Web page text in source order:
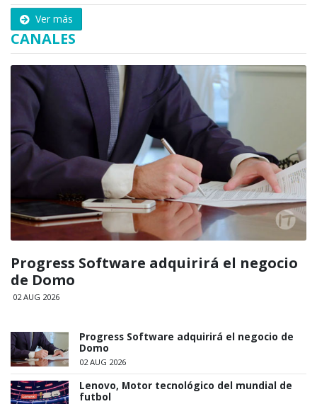
Ver más
CANALES
Progress Software adquirirá el negocio
de Domo
02 AUG 2026
Progress Software adquirirá el negocio de
Domo
02 AUG 2026
Lenovo, Motor tecnológico del mundial de
futbol